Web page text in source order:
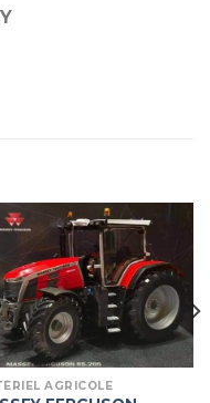
AGRICOLE